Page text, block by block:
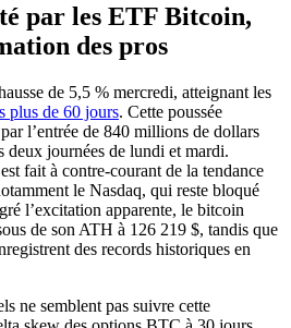
par les ETF Bitcoin,
des pros
de 5,5 % mercredi, atteignant les
plus de 60 jours. Cette poussée
l’entrée de 840 millions de dollars
deux journées de lundi et mardi.
fait à contre-courant de la tendance
le Nasdaq, qui reste bloqué
l’excitation apparente, le bitcoin
de son ATH à 126 219 $, tandis que
des records historiques en
ne semblent pas suivre cette